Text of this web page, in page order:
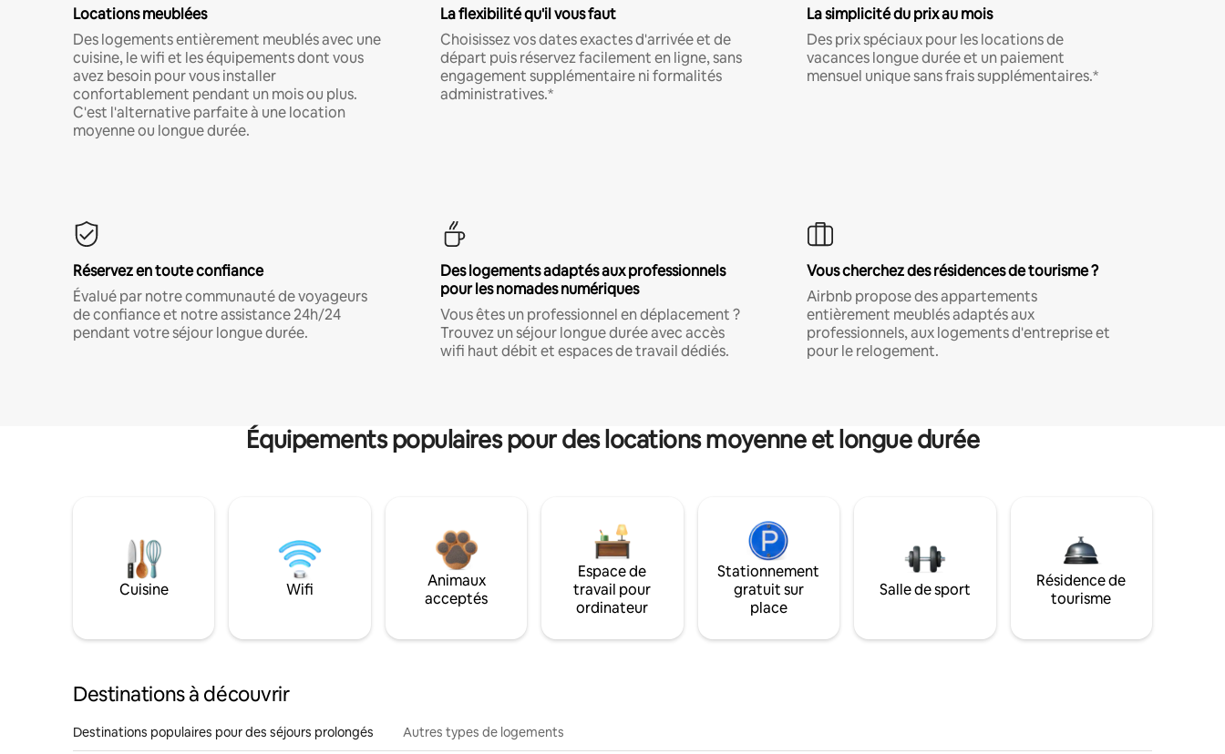
Locations meublées
Des logements entièrement meublés avec une
cuisine, le wifi et les équipements dont vous
avez besoin pour vous installer
confortablement pendant un mois ou plus.
C'est l'alternative parfaite à une location
moyenne ou longue durée.
La flexibilité qu'il vous faut
Choisissez vos dates exactes d'arrivée et de
départ puis réservez facilement en ligne, sans
engagement supplémentaire ni formalités
administratives.*
La simplicité du prix au mois
Des prix spéciaux pour les locations de
vacances longue durée et un paiement
mensuel unique sans frais supplémentaires.*
Réservez en toute confiance
Évalué par notre communauté de voyageurs
de confiance et notre assistance 24h/24
pendant votre séjour longue durée.
Des logements adaptés aux professionnels
pour les nomades numériques
Vous êtes un professionnel en déplacement ?
Trouvez un séjour longue durée avec accès
wifi haut débit et espaces de travail dédiés.
Vous cherchez des résidences de tourisme ?
Airbnb propose des appartements
entièrement meublés adaptés aux
professionnels, aux logements d'entreprise et
pour le relogement.
Équipements populaires pour des locations moyenne et longue durée
Cuisine Wifi
Animaux
acceptés
Espace de
travail pour
ordinateur
Stationnement
gratuit sur
place
Salle de sport
Résidence de
tourisme
Destinations à découvrir
Destinations populaires pour des séjours prolongés Autres types de logements